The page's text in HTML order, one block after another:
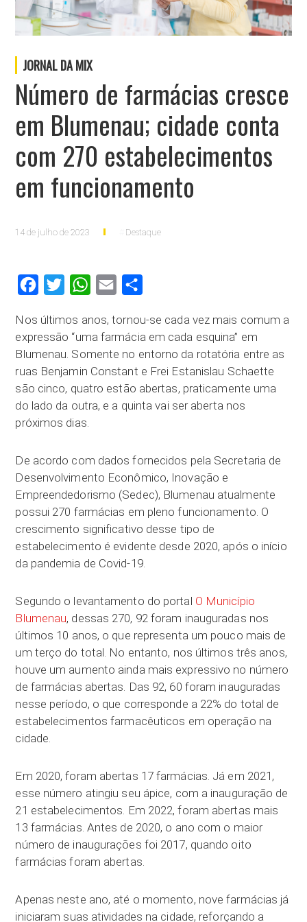
JORNAL DA MIX
Número de farmácias cresce
em Blumenau; cidade conta
com 270 estabelecimentos
em funcionamento
14 de julho de 2023 Destaque
FacebookTwitter WhatsApp
Email
Nos últimos anos, tornou-se cada vez mais comum a
expressão “uma farmácia em cada esquina” em
Blumenau. Somente no entorno da rotatória entre as
ruas Benjamin Constant e Frei Estanislau Schaette
são cinco, quatro estão abertas, praticamente uma
do lado da outra, e a quinta vai ser aberta nos
próximos dias.
De acordo com dados fornecidos pela Secretaria de
Desenvolvimento Econômico, Inovação e
Empreendedorismo (Sedec), Blumenau atualmente
possui 270 farmácias em pleno funcionamento. O
crescimento significativo desse tipo de
estabelecimento é evidente desde 2020, após o início
da pandemia de Covid-19.
Segundo o levantamento do portal O Município
Blumenau, dessas 270, 92 foram inauguradas nos
últimos 10 anos, o que representa um pouco mais de
um terço do total. No entanto, nos últimos três anos,
houve um aumento ainda mais expressivo no número
de farmácias abertas. Das 92, 60 foram inauguradas
nesse período, o que corresponde a 22% do total de
estabelecimentos farmacêuticos em operação na
cidade.
Em 2020, foram abertas 17 farmácias. Já em 2021,
esse número atingiu seu ápice, com a inauguração de
21 estabelecimentos. Em 2022, foram abertas mais
13 farmácias. Antes de 2020, o ano com o maior
número de inaugurações foi 2017, quando oito
farmácias foram abertas.
Apenas neste ano, até o momento, nove farmácias já
iniciaram suas atividades na cidade, reforçando a